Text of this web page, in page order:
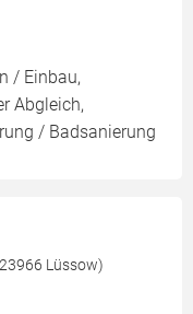
/ Einbau,
Abgleich,
/ Badsanierung
Lüssow)